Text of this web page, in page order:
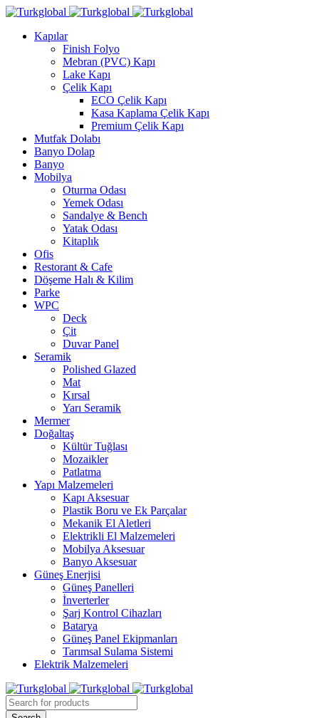
Kapılar
Finish Folyo
Mebran (PVC) Kapı
Lake Kapı
Çelik Kapı
ECO Çelik Kapı
Kasa Kaplama Çelik Kapı
Premium Çelik Kapı
Mutfak Dolabı
Banyo Dolap
Banyo
Mobilya
Oturma Odası
Yemek Odası
Sandalye & Bench
Yatak Odası
Kitaplık
Ofis
Restorant & Cafe
Döşeme Halı & Kilim
Parke
WPC
Deck
Çit
Duvar Panel
Seramik
Polished Glazed
Mat
Kırsal
Yarı Seramik
Mermer
Doğaltaş
Kültür Tuğlası
Mozaikler
Patlatma
Yapı Malzemeleri
Kapı Aksesuar
Plastik Boru ve Ek Parçalar
Mekanik El Aletleri
Elektrikli El Malzemeleri
Mobilya Aksesuar
Banyo Aksesuar
Güneş Enerjisi
Güneş Panelleri
İnverterler
Şarj Kontrol Cihazları
Batarya
Güneş Panel Ekipmanları
Tarımsal Sulama Sistemi
Elektrik Malzemeleri